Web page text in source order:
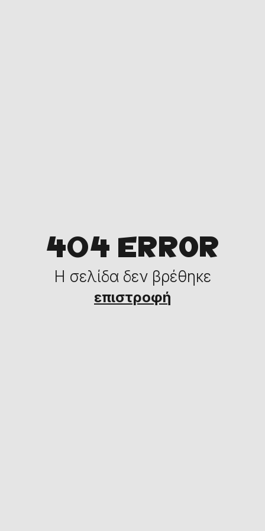
404 ERROR
Η σελίδα δεν βρέθηκε
επιστροφή